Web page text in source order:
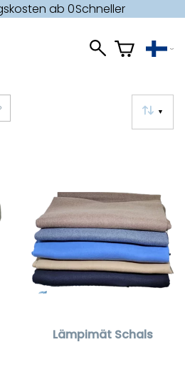
ab 0Schneller
▼
Lämpimät Schals